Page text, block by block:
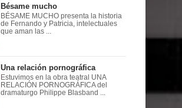
Bésame mucho
BÉSAME MUCHO presenta la historia
de Fernando y Patricia, intelectuales
que aman las ...
Una relación pornográfica
Estuvimos en la obra teatral UNA
RELACIÓN PORNOGRÁFICA del
dramaturgo Philippe Blasband ...